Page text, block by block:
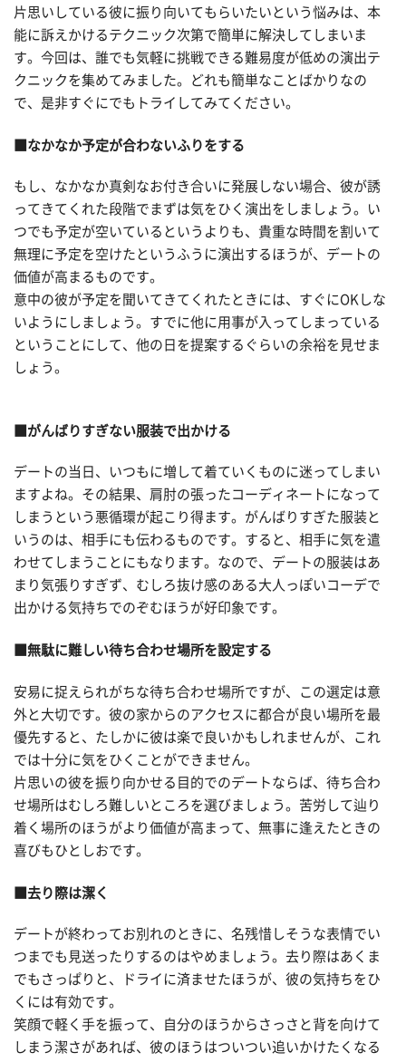
片思いしている彼に振り向いてもらいたいという悩みは、本
能に訴えかけるテクニック次第で簡単に解決してしまいま
す。今回は、誰でも気軽に挑戦できる難易度が低めの演出テ
クニックを集めてみました。どれも簡単なことばかりなの
で、是非すぐにでもトライしてみてください。
■なかなか予定が合わないふりをする
もし、なかなか真剣なお付き合いに発展しない場合、彼が誘
ってきてくれた段階でまずは気をひく演出をしましょう。い
つでも予定が空いているというよりも、貴重な時間を割いて
無理に予定を空けたというふうに演出するほうが、デートの
価値が高まるものです。
意中の彼が予定を聞いてきてくれたときには、すぐにOKしな
いようにしましょう。すでに他に用事が入ってしまっている
ということにして、他の日を提案するぐらいの余裕を見せま
しょう。
■がんばりすぎない服装で出かける
デートの当日、いつもに増して着ていくものに迷ってしまい
ますよね。その結果、肩肘の張ったコーディネートになって
しまうという悪循環が起こり得ます。がんばりすぎた服装と
いうのは、相手にも伝わるものです。すると、相手に気を遣
わせてしまうことにもなります。なので、デートの服装はあ
まり気張りすぎず、むしろ抜け感のある大人っぽいコーデで
出かける気持ちでのぞむほうが好印象です。
■無駄に難しい待ち合わせ場所を設定する
安易に捉えられがちな待ち合わせ場所ですが、この選定は意
外と大切です。彼の家からのアクセスに都合が良い場所を最
優先すると、たしかに彼は楽で良いかもしれませんが、これ
では十分に気をひくことができません。
片思いの彼を振り向かせる目的でのデートならば、待ち合わ
せ場所はむしろ難しいところを選びましょう。苦労して辿り
着く場所のほうがより価値が高まって、無事に逢えたときの
喜びもひとしおです。
■去り際は潔く
デートが終わってお別れのときに、名残惜しそうな表情でい
つまでも見送ったりするのはやめましょう。去り際はあくま
でもさっぱりと、ドライに済ませたほうが、彼の気持ちをひ
くには有効です。
笑顔で軽く手を振って、自分のほうからさっさと背を向けて
しまう潔さがあれば、彼のほうはついつい追いかけたくなる